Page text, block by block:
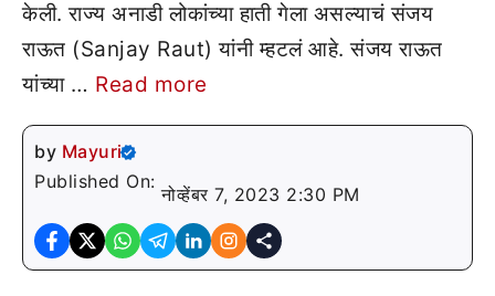
केली. राज्य अनाडी लोकांच्या हाती गेला असल्याचं संजय
राऊत (Sanjay Raut) यांनी म्हटलं आहे. संजय राऊत
यांच्या … Read more
by Mayuri
Published On:
नोव्हेंबर 7, 2023 2:30 PM